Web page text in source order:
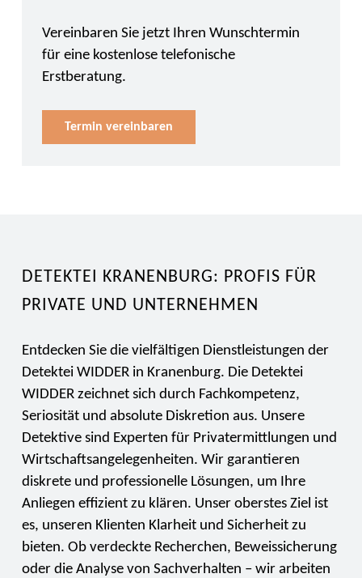
Vereinbaren Sie jetzt Ihren Wunschtermin
für eine kostenlose telefonische
Erstberatung.
Termin vereinbaren
DETEKTEI KRANENBURG: PROFIS FÜR
PRIVATE UND UNTERNEHMEN
Entdecken Sie die vielfältigen Dienstleistungen der
Detektei WIDDER in Kranenburg. Die Detektei
WIDDER zeichnet sich durch Fachkompetenz,
Seriosität und absolute Diskretion aus. Unsere
Detektive sind Experten für Privatermittlungen und
Wirtschaftsangelegenheiten. Wir garantieren
diskrete und professionelle Lösungen, um Ihre
Anliegen effizient zu klären. Unser oberstes Ziel ist
es, unseren Klienten Klarheit und Sicherheit zu
bieten. Ob verdeckte Recherchen, Beweissicherung
oder die Analyse von Sachverhalten – wir arbeiten